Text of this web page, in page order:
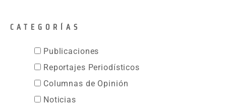
CATEGORÍAS
Publicaciones
Reportajes Periodísticos
Columnas de Opinión
Noticias